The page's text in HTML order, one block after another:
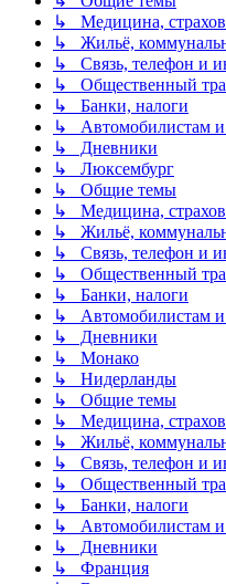
↳ Медицина,
↳ Жильё,
↳ Связь, телефон и
↳ Общественный
↳ Банки, налоги
↳ Автомобилистам и
↳ Дневники
↳ Люксембург
↳ Общие темы
↳ Медицина,
↳ Жильё,
↳ Связь, телефон и
↳ Общественный
↳ Банки, налоги
↳ Автомобилистам и
↳ Дневники
↳ Монако
↳ Нидерланды
↳ Общие темы
↳ Медицина,
↳ Жильё,
↳ Связь, телефон и
↳ Общественный
↳ Банки, налоги
↳ Автомобилистам и
↳ Дневники
↳ Франция